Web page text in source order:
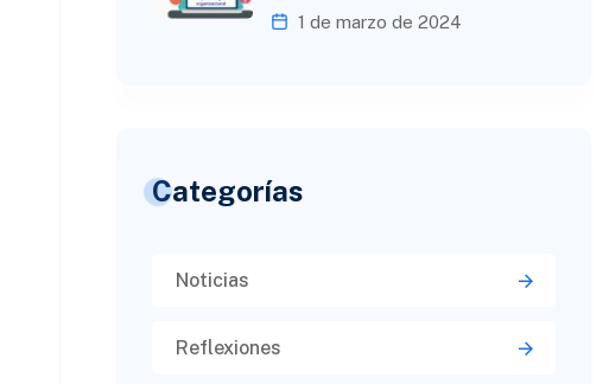
1 de marzo de 2024
Categorías
Noticias
Reflexiones